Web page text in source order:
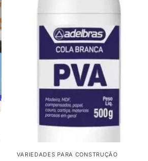
VARIEDADES PARA CONSTRUÇÃO